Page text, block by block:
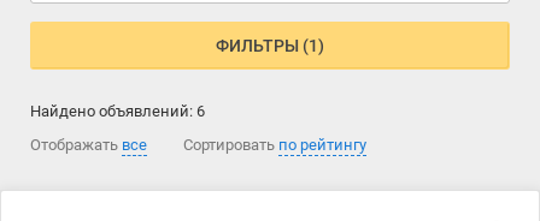
Комментарии к объявления
Как добавить объявление
ФИЛЬТРЫ (1)
Найдено объявлений: 6
Отображать все Сортировать по рейтингу